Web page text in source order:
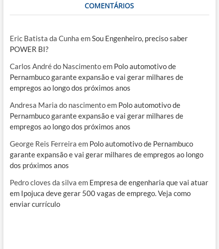
COMENTÁRIOS
Eric Batista da Cunha emSou Engenheiro, preciso saber
POWER BI?
Carlos André do Nascimentoem Polo automotivo de
Pernambuco garante expansão e vai gerar milhares de
empregos ao longo dos próximos anos
Andresa Maria do nascimentoem Polo automotivo de
Pernambuco garante expansão e vai gerar milhares de
empregos ao longo dos próximos anos
George Reis Ferreira em Polo automotivo de Pernambuco
garante expansão e vai gerar milhares de empregos ao longo
dos próximos anos
Pedro cloves da silva em Empresa de engenharia que vai atuar
em Ipojuca deve gerar 500 vagas de emprego. Veja como
enviar currículo